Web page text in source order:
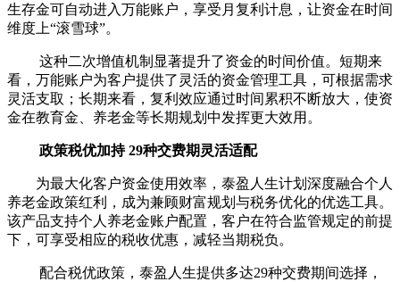
生存金可自动进入万能账户，享受月复利计息，让资金在时间
维度上“滚雪球”。
这种二次增值机制显著提升了资金的时间价值。短期来
看，万能账户为客户提供了灵活的资金管理工具，可根据需求
灵活支取；长期来看，复利效应通过时间累积不断放大，使资
金在教育金、养老金等长期规划中发挥更大效用。
政策税优加持 29种交费期灵活适配
为最大化客户资金使用效率，泰盈人生计划深度融合个人
养老金政策红利，成为兼顾财富规划与税务优化的优选工具。
该产品支持个人养老金账户配置，客户在符合监管规定的前提
下，可享受相应的税收优惠，减轻当期税负。
配合税优政策，泰盈人生提供多达29种交费期间选择，